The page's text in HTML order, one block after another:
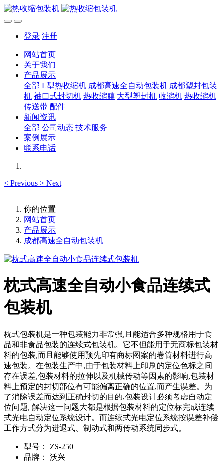
登录 注册
网站首页
关于我们
产品展示
全部 L型热收缩机 成都高速全自动包装机 成都塑封包装
机 袖口式封切机 热收缩膜 大型塑封机 收缩机 热收缩机
传送带 配件
新闻资讯
全部 公司动态 技术服务
案例展示
联系电话
< Previous > Next
你的位置
网站首页
产品展示
成都高速全自动包装机
枕式高速全自动小食品连续式
包装机
枕式包装机是一种包装能力非常强,且能适合多种规格用于食
品和非食品包装的连续式包装机。它不但能用于无商标包装材
料的包装,而且能够使用预先印有商标图案的卷筒材料进行高
速包装。在包装生产中,由于包装材料上印刷的定位色标之间
存在误差,包装材料的拉伸以及机械传动等因素的影响,包装材
料上预定的封切部位有可能偏离正确的位置,而产生误差。为
了消除误差而达到正确封切的目的,包装设计必须考虑自动定
位问题, 解决这一问题大都是根据包装材料的定位标完成连续
式光电自动定位系统设计。而连续式光电定位系统按误差补偿
工作方式分为进退式、制动式和两传动系统同步式。
型号：
ZS-250
品牌：
沃兴